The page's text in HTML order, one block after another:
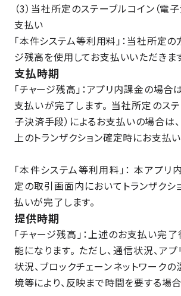
（3）当社所定のステーブルコイン（電
支払い
「本件システム等利用料」：当社所定
ジ残高を使用してお支払いいただきま
支払時期
「チャージ残高」：アプリ内課金の場
支払いが完了します。 当社所定のステ
子決済手段）によるお支払いの場合は
上のトランザクション確定時にお支払
「本件システム等利用料」： 本アプ
定の取引画面内においてトランザクシ
払いが完了します。
提供時期
「チャージ残高」：上述のお支払い完
能になります。 ただし、通信状況、ア
状況、ブロックチェーンネットワーク
境等により、反映まで時間を要する場合